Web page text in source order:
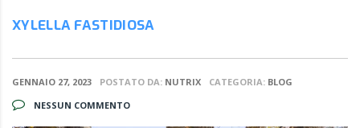
XYLELLA FASTIDIOSA
GENNAIO 27, 2023 POSTATO DA: NUTRIX CATEGORIA: BLOG
NESSUN COMMENTO